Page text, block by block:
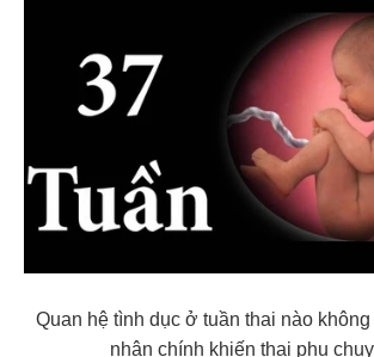
Quan hệ tình dục ở tuần thai nào
nhân chính khiến thai phụ